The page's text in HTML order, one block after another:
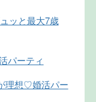
ッと最大7歳
パーティ
理想♡婚活パー